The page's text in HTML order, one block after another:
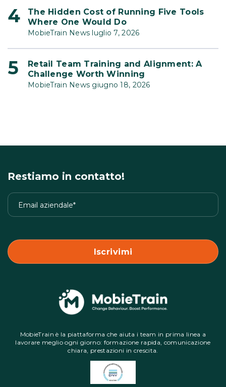
The Hidden Cost of Running Five Tools
Where One Would Do
MobieTrain News luglio 7, 2026
Retail Team Training and Alignment: A
Challenge Worth Winning
MobieTrain News giugno 18, 2026
Restiamo in contatto!
MobieTrain è la piattaforma che aiuta i team in prima linea a
lavorare meglio ogni giorno: formazione rapida, comunicazione
chiara, prestazioni in crescita.